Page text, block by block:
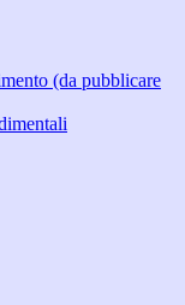
(da pubblicare